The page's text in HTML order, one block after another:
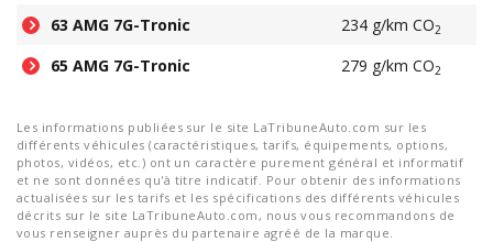
63 AMG 7G-Tronic 234 g/km CO2
65 AMG 7G-Tronic 279 g/km CO2
Les informations publiées sur le site LaTribuneAuto.com sur les
différents véhicules (caractéristiques, tarifs, équipements, options,
photos, vidéos, etc.) ont un caractère purement général et informatif
et ne sont données qu'à titre indicatif. Pour obtenir des informations
actualisées sur les tarifs et les spécifications des différents véhicules
décrits sur le site LaTribuneAuto.com, nous vous recommandons de
vous renseigner auprès du partenaire agréé de la marque.